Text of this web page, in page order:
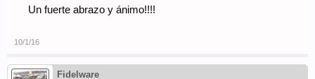
Un fuerte abrazo y ánimo!!!!
10/1/16
Fidelware